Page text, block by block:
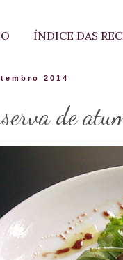
ÍNDICE DAS
2014
de